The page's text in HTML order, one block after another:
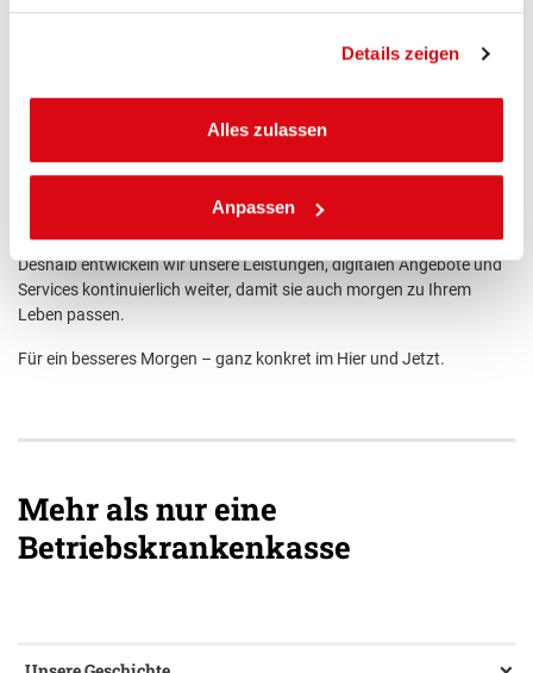
Details zeigen
Alles zulassen
Anpassen
Gesundheit weiterdenken
Gesundheit verändert sich – genauso wie die Anforderungen im
Deshalb entwickeln wir unsere Leistungen, digitalen Angebote und
Services kontinuierlich weiter, damit sie auch morgen zu Ihrem
Leben passen.
Für ein besseres Morgen – ganz konkret im Hier und Jetzt.
Mehr als nur eine
Betriebskrankenkasse